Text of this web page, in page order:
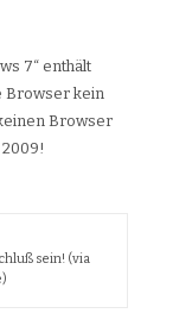
7“ enthält
Browser kein
Browser
sein! (via